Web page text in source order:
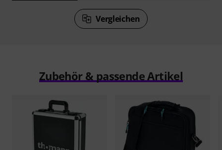
Vergleichen
Zubehör & passende Artikel